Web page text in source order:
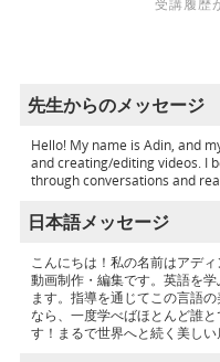
受講履歴
先生からのメッセージ
Hello! My name is Adin, and
and creating/editing videos. I
through conversations and
日本語メッセージ
こんにちは！私の名前はアデ
動画制作・編集です。英語を
ます。指導を通じてこの言語
なら、一度学べばほとんど誰
す！まるで世界へと続く美しい